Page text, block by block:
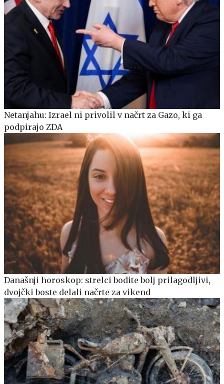
Netanjahu: Izrael ni privolil v načrt za Gazo, ki ga
podpirajo ZDA
Današnji horoskop: strelci bodite bolj prilagodljivi,
dvojčki boste delali načrte za vikend